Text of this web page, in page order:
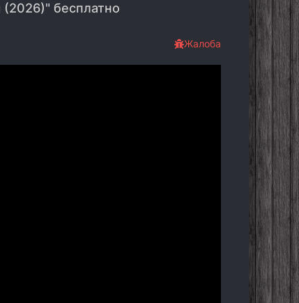
бесплатно
Жалоба